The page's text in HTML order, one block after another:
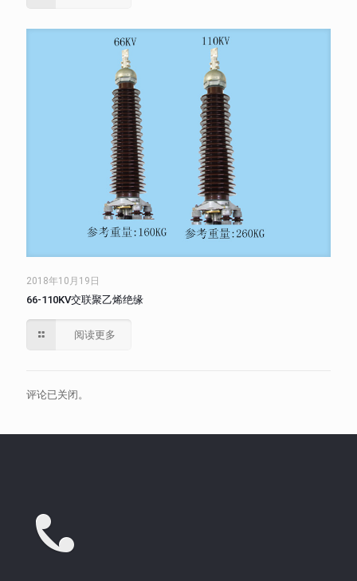
2018年10月19日
66-110KV交联聚乙烯绝缘
阅读更多
评论已关闭。